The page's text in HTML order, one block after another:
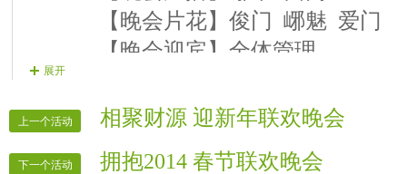
【晚会片花】俊门 峫魅 爱门
【晚会迎宾】全体管理
展开
上一个活动 相聚财源 迎新年联欢晚会
下一个活动 拥抱2014 春节联欢晚会